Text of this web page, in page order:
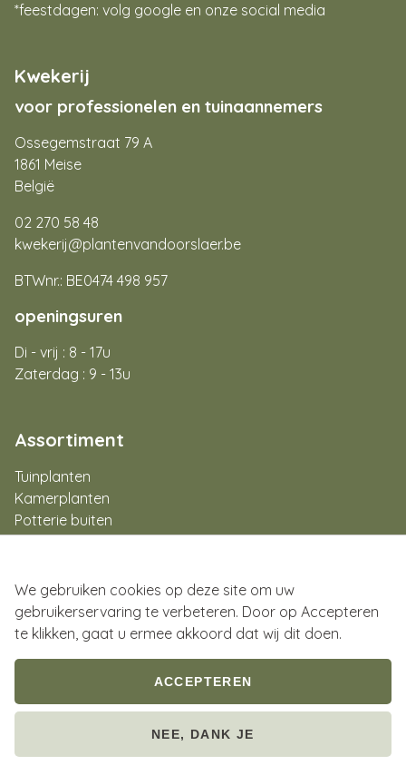
*feestdagen: volg google en onze social media
Kwekerij
voor professionelen en tuinaannemers
Ossegemstraat 79 A
1861 Meise
België
02 270 58 48
kwekerij@plantenvandoorslaer.be
BTWnr.: BE0474 498 957
openingsuren
Di - vrij : 8 - 17u
Zaterdag : 9 - 13u
Assortiment
Tuinplanten
Kamerplanten
Potterie buiten
Flowerbar
Cadeaubon
© 2026 Planten Van Doorslaer
bottom
Verkoopsvoorwaarden
Website byJolux Webdesign
We gebruiken cookies op deze site om uw
gebruikerservaring te verbeteren. Door op Accepteren
te klikken, gaat u ermee akkoord dat wij dit doen.
ACCEPTEREN
NEE, DANK JE